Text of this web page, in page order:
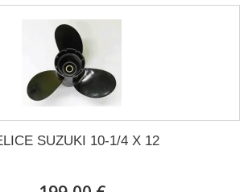
SUZUKI 10-1/4 X 12